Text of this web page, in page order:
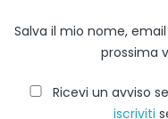
Salva il mio nome,
prossima
Ricevi un avviso
iscriviti